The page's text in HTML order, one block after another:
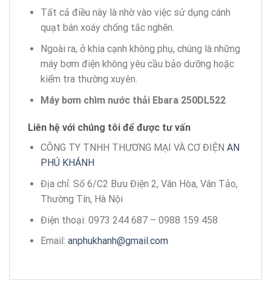
Tất cả điều này là nhờ vào việc sử dụng cánh
quạt bán xoáy chống tắc nghẽn.
Ngoài ra, ở khía cạnh không phụ, chúng là những
máy bơm điện không yêu cầu bảo dưỡng hoặc
kiểm tra thường xuyên.
Máy bơm chìm nước thải Ebara 250DL522
Liên hệ với chúng tôi để được tư vấn
CÔNG TY TNHH THƯƠNG MẠI VÀ CƠ ĐIỆN AN
PHÚ KHÁNH
Địa chỉ: Số 6/C2 Bưu Điện 2, Vân Hòa, Vân Tảo,
Thường Tín, Hà Nội
Điện thoại: 0973 244 687 – 0988 159 458
Email: anphukhanh@gmail.com